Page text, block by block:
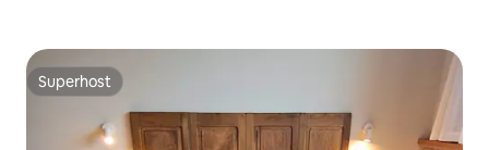
Superhost
Superhost